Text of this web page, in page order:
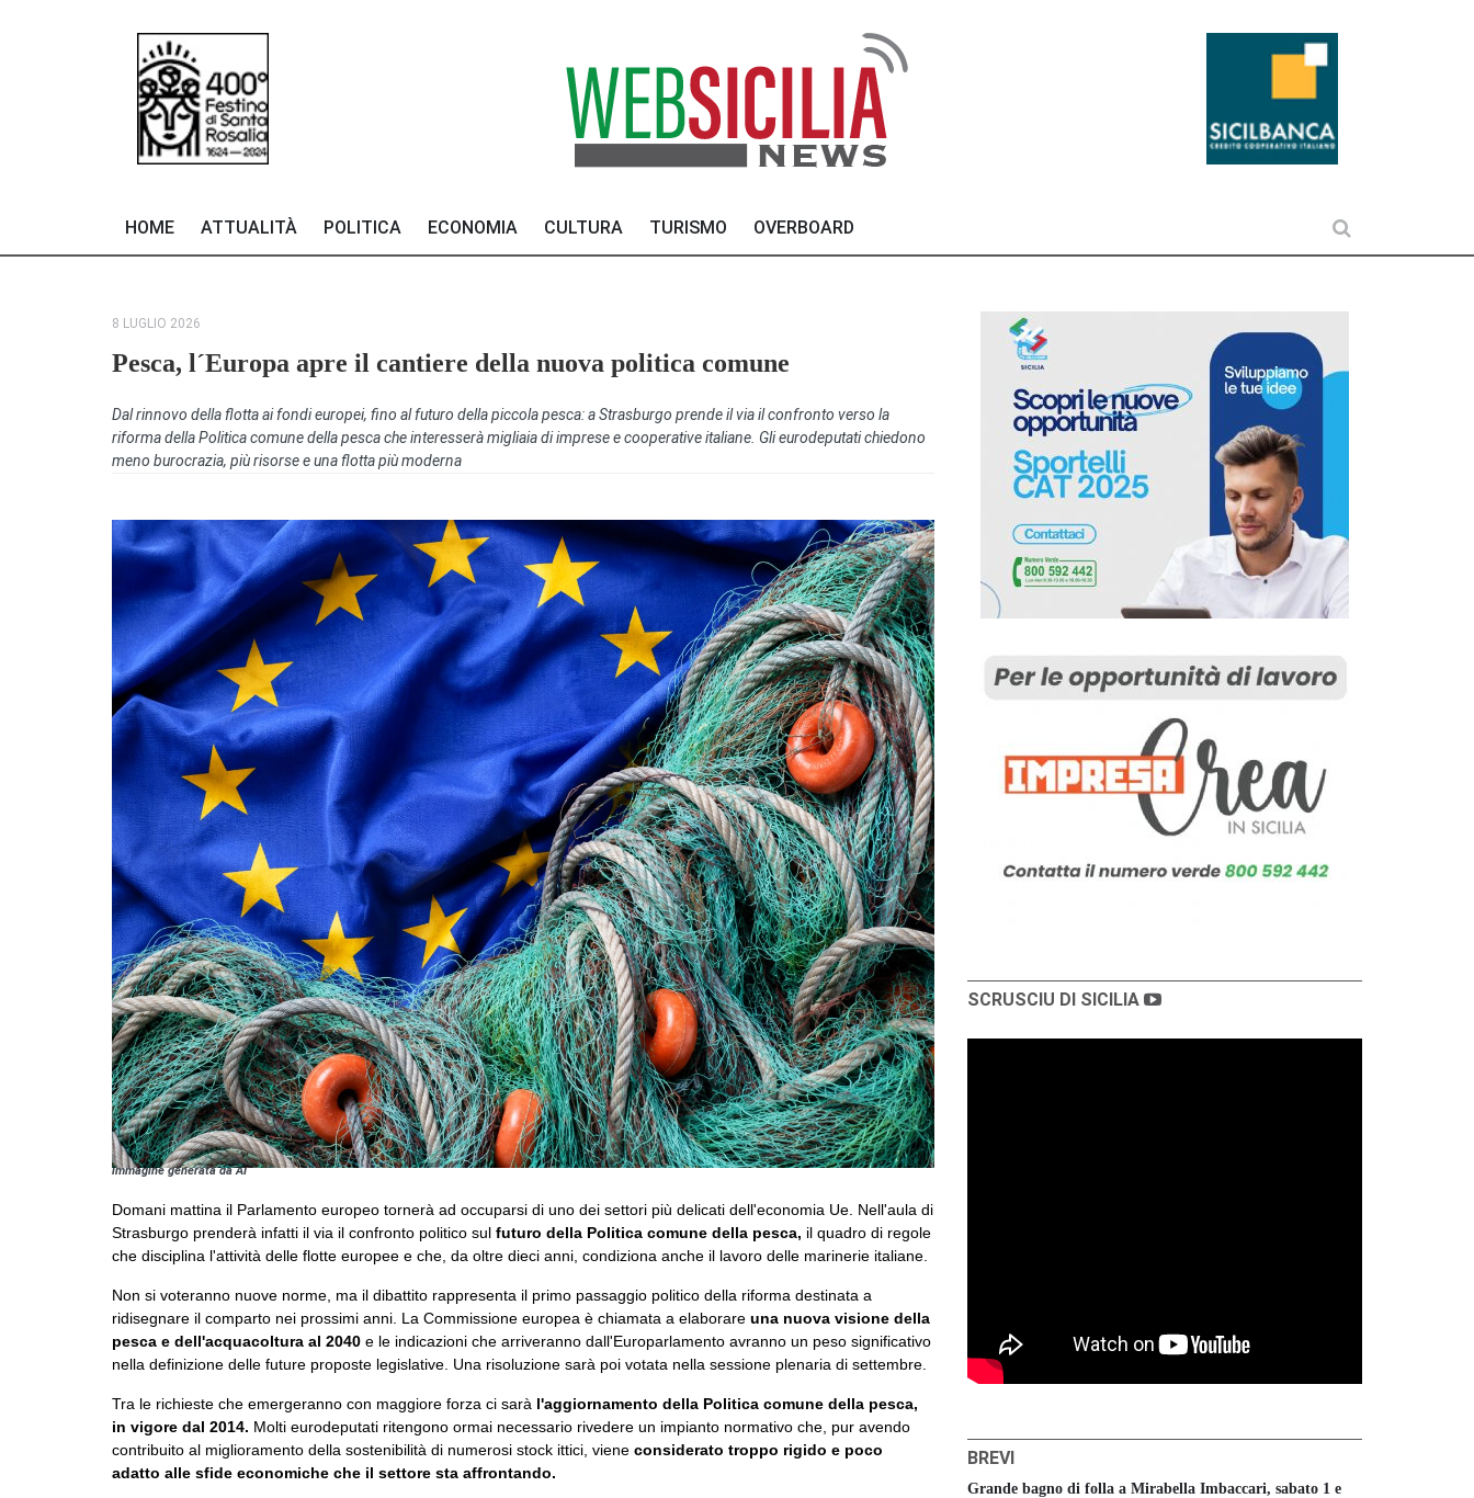
HOME ATTUALITÀ POLITICA ECONOMIA CULTURA TURISMO OVERBOARD
8 LUGLIO 2026
Pesca, l´Europa apre il cantiere della nuova politica comune
Dal rinnovo della flotta ai fondi europei, fino al futuro della piccola pesca: a Strasburgo prende il via il confronto verso la
riforma della Politica comune della pesca che interesserà migliaia di imprese e cooperative italiane. Gli eurodeputati chiedono
meno burocrazia, più risorse e una flotta più moderna
immagine generata da AI
Domani mattina il Parlamento europeo tornerà ad occuparsi di uno dei settori più delicati dell'economia Ue. Nell'aula di
Strasburgo prenderà infatti il via il confronto politico sul futuro della Politica comune della pesca, il quadro di regole
che disciplina l'attività delle flotte europee e che, da oltre dieci anni, condiziona anche il lavoro delle marinerie italiane.
Non si voteranno nuove norme, ma il dibattito rappresenta il primo passaggio politico della riforma destinata a
ridisegnare il comparto nei prossimi anni. La Commissione europea è chiamata a elaborare una nuova visione della
pesca e dell'acquacoltura al 2040 e le indicazioni che arriveranno dall'Europarlamento avranno un peso significativo
nella definizione delle future proposte legislative. Una risoluzione sarà poi votata nella sessione plenaria di settembre.
Tra le richieste che emergeranno con maggiore forza ci sarà l'aggiornamento della Politica comune della pesca,
in vigore dal 2014. Molti eurodeputati ritengono ormai necessario rivedere un impianto normativo che, pur avendo
contribuito al miglioramento della sostenibilità di numerosi stock ittici, viene considerato troppo rigido e poco
adatto alle sfide economiche che il settore sta affrontando.
SCRUSCIU DI SICILIA
BREVI
Grande bagno di folla a Mirabella Imbaccari, sabato 1 e